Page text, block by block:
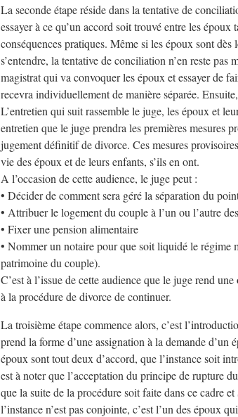
La seconde étape réside dans la tentative de
essayer à ce qu’un accord soit trouvé entre les
conséquences pratiques. Même si les époux sont
s’entendre, la tentative de conciliation n’en reste pas
magistrat qui va convoquer les époux et essayer de
recevra individuellement de manière séparée.
L’entretien qui suit rassemble le juge, les époux et
entretien que le juge prendra les premières mesures
jugement définitif de divorce. Ces mesures
vie des époux et de leurs enfants, s’ils en ont.
A l’occasion de cette audience, le juge peut :
• Décider de comment sera géré la séparation du
• Attribuer le logement du couple à l’un ou l’autre
• Fixer une pension alimentaire
• Nommer un notaire pour que soit liquidé le régime
patrimoine du couple).
C’est à l’issue de cette audience que le juge rend
à la procédure de divorce de continuer.
La troisième étape commence alors, c’est
prend la forme d’une assignation à la demande
époux sont tout deux d’accord, que l’instance soit
est à noter que l’acceptation du principe de rupture
que la suite de la procédure soit faite dans ce cadre
l’instance n’est pas conjointe, c’est l’un des époux